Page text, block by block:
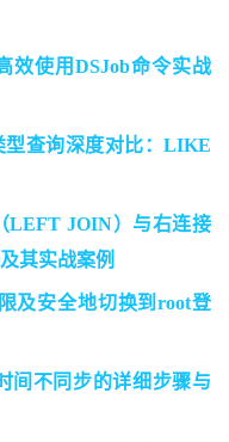
效使用DSJob命令实战
型查询深度对比：LIKE
LEFT JOIN）与右连接
其实战案例
及安全地切换到root登
间不同步的详细步骤与